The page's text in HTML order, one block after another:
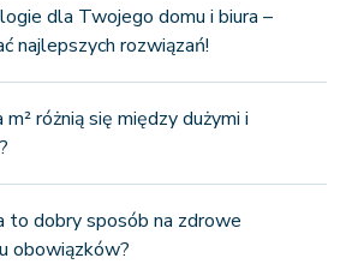
dla Twojego domu i biura –
najlepszych rozwiązań!
różnią się między dużymi i
to dobry sposób na zdrowe
obowiązków?